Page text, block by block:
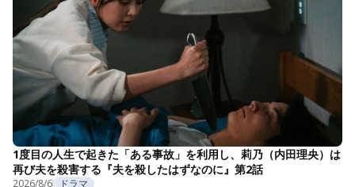
1度目の人生で起きた「ある事故」を利用し、莉乃（内田理央）は
再び夫を殺害する『夫を殺したはずなのに』第2話
2026/8/6 ドラマ